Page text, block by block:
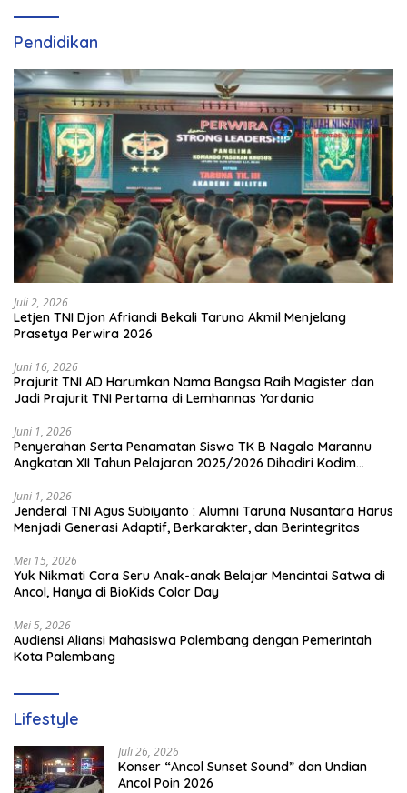
Pendidikan
Juli 2, 2026
Letjen TNI Djon Afriandi Bekali Taruna Akmil Menjelang
Prasetya Perwira 2026
Juni 16, 2026
Prajurit TNI AD Harumkan Nama Bangsa Raih Magister dan
Jadi Prajurit TNI Pertama di Lemhannas Yordania
Juni 1, 2026
Penyerahan Serta Penamatan Siswa TK B Nagalo Marannu
Angkatan XII Tahun Pelajaran 2025/2026 Dihadiri Kodim
Juni 1, 2026
Jenderal TNI Agus Subiyanto : Alumni Taruna Nusantara Harus
Menjadi Generasi Adaptif, Berkarakter, dan Berintegritas
Mei 15, 2026
Yuk Nikmati Cara Seru Anak-anak Belajar Mencintai Satwa di
Ancol, Hanya di BioKids Color Day
Mei 5, 2026
Audiensi Aliansi Mahasiswa Palembang dengan Pemerintah
Kota Palembang
Lifestyle
Juli 26, 2026
Konser “Ancol Sunset Sound” dan Undian
Ancol Poin 2026